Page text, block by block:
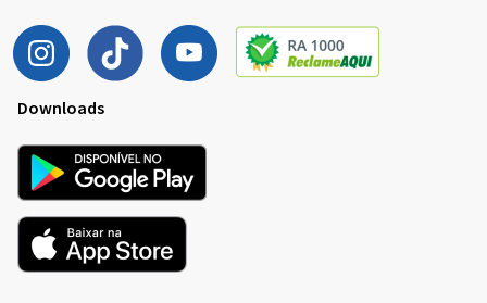
Downloads